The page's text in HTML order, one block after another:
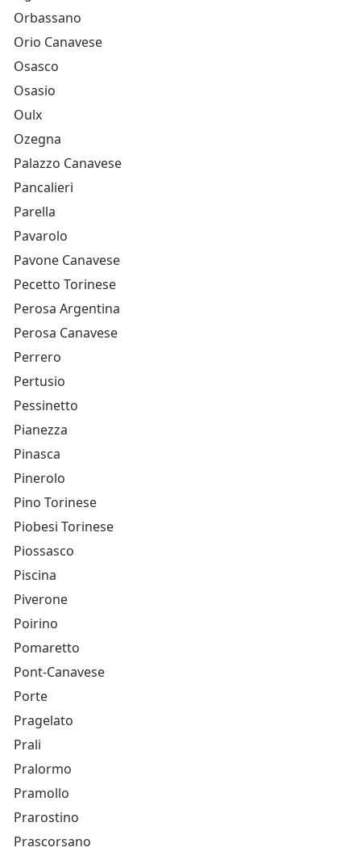
Orbassano
Orio Canavese
Osasco
Osasio
Oulx
Ozegna
Palazzo Canavese
Pancalieri
Parella
Pavarolo
Pavone Canavese
Pecetto Torinese
Perosa Argentina
Perosa Canavese
Perrero
Pertusio
Pessinetto
Pianezza
Pinasca
Pinerolo
Pino Torinese
Piobesi Torinese
Piossasco
Piscina
Piverone
Poirino
Pomaretto
Pont-Canavese
Porte
Pragelato
Prali
Pralormo
Pramollo
Prarostino
Prascorsano